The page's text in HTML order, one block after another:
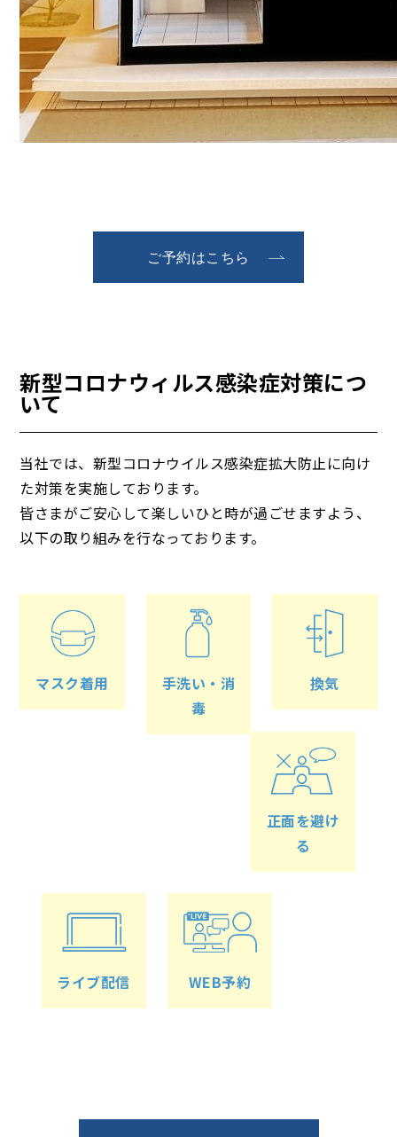
ご予約はこちら
新型コロナウィルス感染症対策につ
いて
当社では、新型コロナウイルス感染症拡大防止に向け
た対策を実施しております。
皆さまがご安心して楽しいひと時が過ごせますよう、
以下の取り組みを行なっております。
マスク着用
手洗い・消
毒
換気
正面を避け
る
ライブ配信 WEB予約